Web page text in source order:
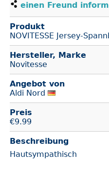
einen Freund
Produkt
NOVITESSE Jersey-
Hersteller, Marke
Novitesse
Angebot von
Aldi Nord
Preis
€9.99
Beschreibung
Hautsympathisch